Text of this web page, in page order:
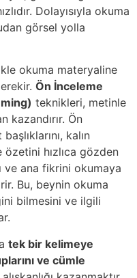
Dolayısıyla okuma
görsel yolla
okuma materyaline
Ön İnceleme
teknikleri, metinle
kazandırır. Ön
kalın
özetini hızlıca gözden
ve ana fikrini okumaya
Bu, beynin okuma
bilmesini ve ilgili
tek bir kelimeye
ve cümle